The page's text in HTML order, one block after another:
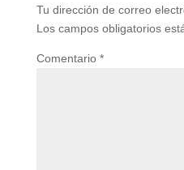
Tu dirección de correo
Los campos obligatorios
Comentario *